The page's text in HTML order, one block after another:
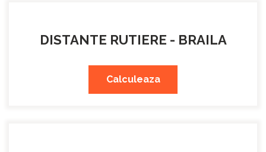
DISTANTE RUTIERE - BRAILA
Calculeaza